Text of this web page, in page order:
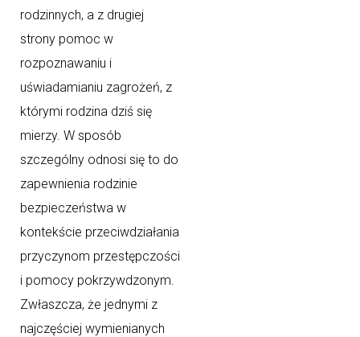
rodzinnych, a z drugiej
strony pomoc w
rozpoznawaniu i
uświadamianiu zagrożeń, z
którymi rodzina dziś się
mierzy. W sposób
szczególny odnosi się to do
zapewnienia rodzinie
bezpieczeństwa w
kontekście przeciwdziałania
przyczynom przestępczości
i pomocy pokrzywdzonym.
Zwłaszcza, że jednymi z
najczęściej wymienianych